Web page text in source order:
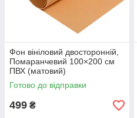
Фон вініловий двосторонній,
Помаранчевий 100×200 см
ПВХ (матовий)
Готово до відправки
499 ₴